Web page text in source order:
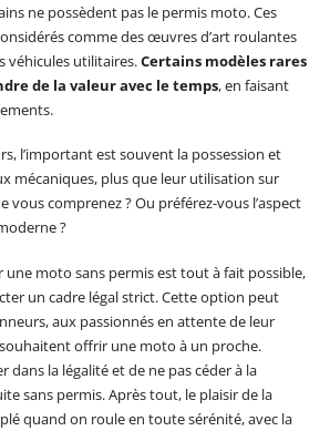
ne possèdent pas le permis moto. Ces
comme des œuvres d’art roulantes
véhicules utilitaires.Certains modèles rares
de la valeur avec le temps, en faisant
l’important est souvent la possession et
mécaniques, plus que leur utilisation sur
vous comprenez ? Ou préférez-vous l’aspect
?
une moto sans permis est tout à fait possible,
un cadre légal strict. Cette option peut
aux passionnés en attente de leur
offrir une moto à un proche.
dans la légalité et de ne pas céder à la
sans permis. Après tout, le plaisir de la
quand on roule en toute sérénité, avec la